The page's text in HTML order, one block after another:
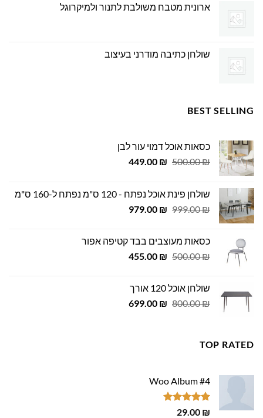
ארונית מטבח משולבת לתנור ולמיקרוגל
שולחן כתיבה מודרני בעיצוב
BEST SELLING
כסאות אוכל דמוי עור לבן
500.00₪
המחיר
500.00 ₪.
449.00 ₪
המחיר
449.00 ₪.שולחן פינת אוכל נפתח - 120 ס"מ נפתח ל-160 ס"מ
999.00₪
המחיר
999.00 ₪.
979.00 ₪
המחיר
979.00 ₪.
כסאות מעוצבים בבד קטיפה אפור
500.00₪
המחיר
500.00 ₪.
455.00 ₪
המחיר
שולחן אוכל 120 אורך
800.00₪
המחיר
699.00 ₪
המחיר
TOP RATED
Woo Album #4
דורג5.00
29.00 ₪